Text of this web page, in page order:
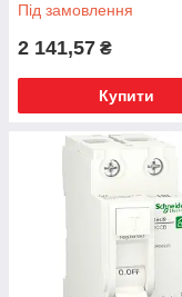
Під замовлення
2 141,57 ₴
Купити